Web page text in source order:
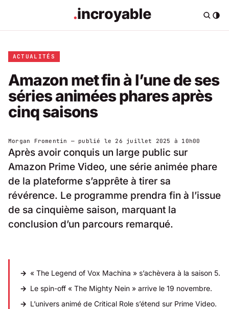
ACTUALITÉS
Amazon met fin à l’une de ses
séries animées phares après
cinq saisons
Morgan Fromentin — publié le 26 juillet 2025 à 10h00
Après avoir conquis un large public sur
Amazon Prime Video, une série animée phare
de la plateforme s’apprête à tirer sa
révérence. Le programme prendra fin à l’issue
de sa cinquième saison, marquant la
conclusion d’un parcours remarqué.
« The Legend of Vox Machina » s’achèvera à la saison 5.
Le spin-off « The Mighty Nein » arrive le 19 novembre.
L’univers animé de Critical Role s’étend sur Prime Video.